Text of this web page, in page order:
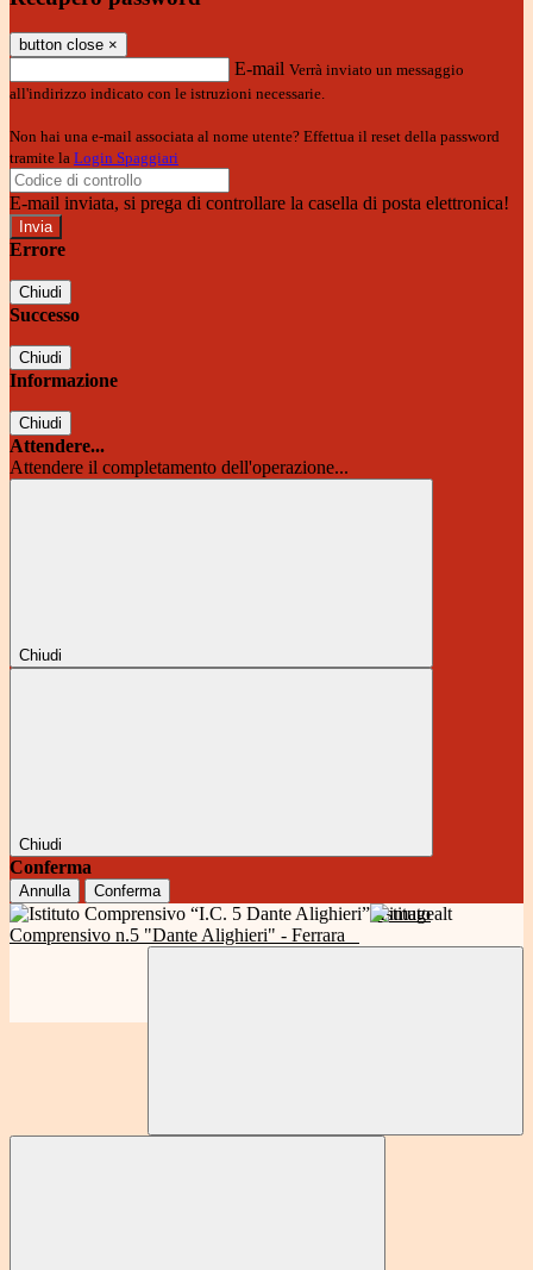
button close ×
E-mail Verrà inviato un messaggio
all'indirizzo indicato con le istruzioni necessarie.
Non hai una e-mail associata al nome utente? Effettua il reset della password
tramite la Login Spaggiari
E-mail inviata, si prega di controllare la casella di posta elettronica!
Errore
Chiudi
Successo
Chiudi
Informazione
Chiudi
Attendere...
Attendere il completamento dell'operazione...
Chiudi
Chiudi
Conferma
Annulla Conferma
Istituto
Comprensivo n.5 "Dante Alighieri" - Ferrara